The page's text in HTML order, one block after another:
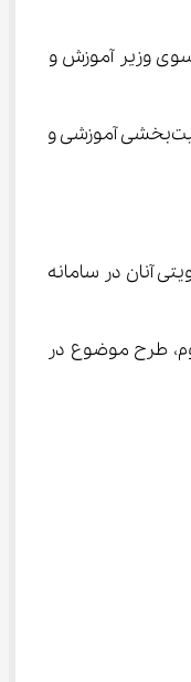
ثبت‌نام دانش‌آموزان برای سال تحصیلی ۱۴۰۵ـ ۱۴۰۴ از سوی وزیر آموزش و
به گزارش ایسنا، طبق دستورالعمل ابلاغی، معاونان آموزش ابتدایی و متوسطه در استان‌ها و مناطق روسای ستاد ثبت‌نام خواهند بود و مسئولیت برگزاری نشست‌های کیفیت‌بخشی آموزشی و
در صورت ثبت اطلاعات هویتی آنان در سامانه
لزوم، طرح موضوع در